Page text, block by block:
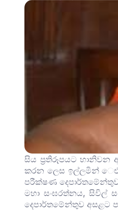
සිය ප්‍රතිරූපයට
කරන ලෙස ඉල්ලමින්
පරීක්ෂණ
මහා සංඝරත්නය, සිවිල්
දෙපාර්තමේන්තුව අසළට